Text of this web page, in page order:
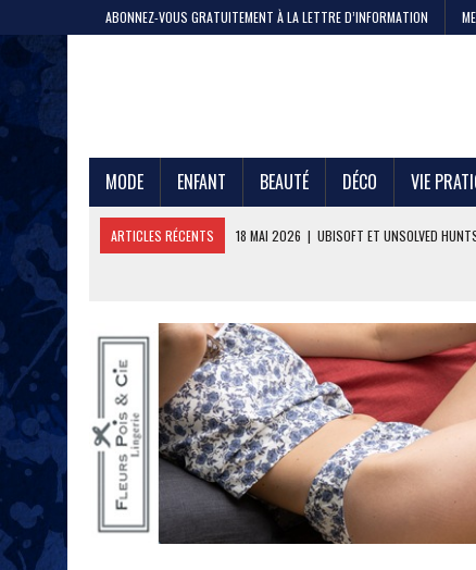
ABONNEZ-VOUS GRATUITEMENT À LA LETTRE D’INFORMATION
MODE ENFANT BEAUTÉ DÉCO VIE
ARTICLES RÉCENTS 11 MAI 2026 | CRISTEL, 200 ANS DE
24 AVRIL 2026 | DEEPFOIL, POUR LES ADEPTES DU GRAND BLEU
21 AVRIL 2026 | 100 000 JEANS FABRIQUÉS EN FRANCE POUR
17 AVRIL 2026 | DURALEX LANCE PICARDIE 58 CL, REMÈDE OU
3 JUIN 2026 | L’ÉTERNELLE MARINIÈRE SAINT JAMES
18 MAI 2026
UBISOFT ET UNSOLVED HUNTS LANCENT UNE